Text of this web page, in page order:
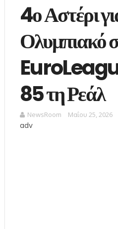
4ο Αστέρι
Ολυμπιακό
85 τη Ρεάλ
NewsRoom Μαΐου 25, 2026
adv